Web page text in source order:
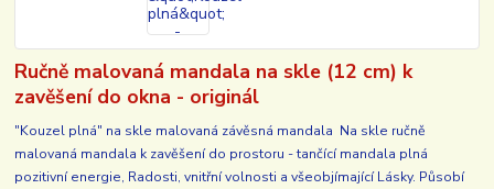
Ručně malovaná mandala na skle (12 cm) k
zavěšení do okna - originál
"Kouzel plná" na skle malovaná závěsná mandala Na skle ručně
malovaná mandala k zavěšení do prostoru - tančící mandala plná
pozitivní energie, Radosti, vnitřní volnosti a všeobjímající Lásky. Působí